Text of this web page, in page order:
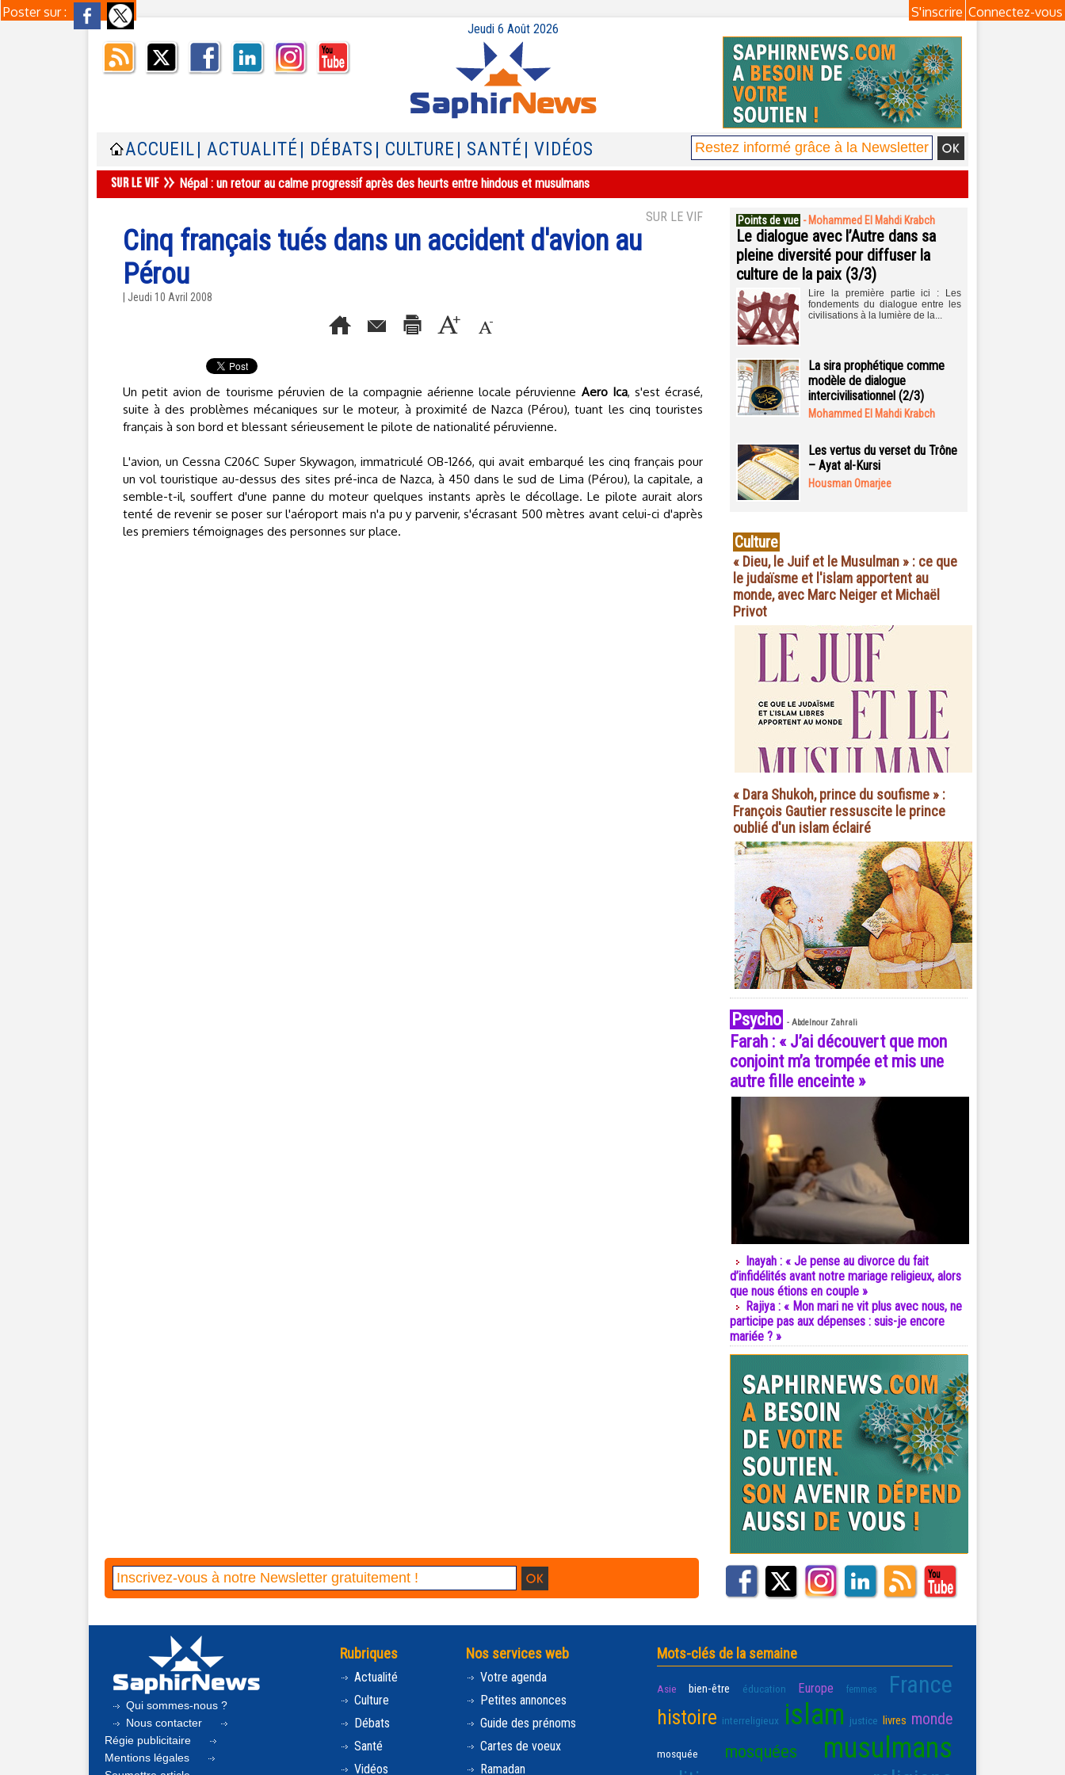
Poster sur : Connectez-vous
S'inscrire
Jeudi 6 Août 2026
ACCUEIL | ACTUALITÉ | DÉBATS | CULTURE | SANTÉ | VIDÉOS
Népal : un retour au calme progressif après des heurts entre hindous et musulmans
SUR LE VIF
Cinq français tués dans un accident d'avion au
Pérou
| Jeudi 10 Avril 2008
Un petit avion de tourisme péruvien de la compagnie aérienne locale péruvienne Aero Ica, s'est écrasé,
suite à des problèmes mécaniques sur le moteur, à proximité de Nazca (Pérou), tuant les cinq touristes
français à son bord et blessant sérieusement le pilote de nationalité péruvienne.
L'avion, un Cessna C206C Super Skywagon, immatriculé OB-1266, qui avait embarqué les cinq français pour
un vol touristique au-dessus des sites pré-inca de Nazca, à 450 dans le sud de Lima (Pérou), la capitale, a
semble-t-il, souffert d'une panne du moteur quelques instants après le décollage. Le pilote aurait alors
tenté de revenir se poser sur l'aéroport mais n'a pu y parvenir, s'écrasant 500 mètres avant celui-ci d'après
les premiers témoignages des personnes sur place.
Points de vue - Mohammed El Mahdi Krabch
Le dialogue avec l’Autre dans sa
pleine diversité pour diffuser la
culture de la paix (3/3)
Lire la première partie ici : Les
fondements du dialogue entre les
civilisations à la lumière de la...
La sira prophétique comme
modèle de dialogue
intercivilisationnel (2/3)
Mohammed El Mahdi Krabch
Les vertus du verset du Trône
– Ayat al-Kursi
Housman Omarjee
Culture
« Dieu, le Juif et le Musulman » : ce que
le judaïsme et l'islam apportent au
monde, avec Marc Neiger et Michaël
Privot
« Dara Shukoh, prince du soufisme » :
François Gautier ressuscite le prince
oublié d'un islam éclairé
Psycho - Abdelnour Zahrali
Farah : « J’ai découvert que mon
conjoint m’a trompée et mis une
autre fille enceinte »
Inayah : « Je pense au divorce du fait
d’infidélités avant notre mariage religieux, alors
que nous étions en couple »
Rajiya : « Mon mari ne vit plus avec nous, ne
participe pas aux dépenses : suis-je encore
mariée ? »
Qui sommes-nous ?
Nous contacter
Régie publicitaire
Mentions légales
Rubriques
Actualité
Culture
Débats
Santé
Vidéos
Nos services web
Votre agenda
Petites annonces
Guide des prénoms
Cartes de voeux
Ramadan
Mots-clés de la semaine
Asie bien-être éducation Europe femmes France
histoire interreligieux islam justice livres monde
mosquée mosquées musulmans